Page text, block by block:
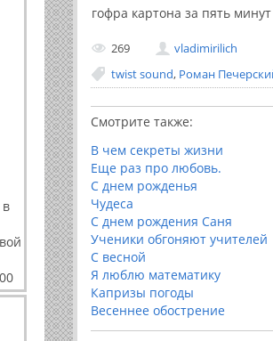
гофра картона за пять минут
269
vladimirilich
twist sound, Роман
Смотрите также:
В чем секреты жизни
Еще раз про любовь.
C днем рожденья
Чудеса
С днем рождения Саня
Ученики обгоняют учителей
С весной
Я люблю математику
Капризы погоды
Весеннее обострение